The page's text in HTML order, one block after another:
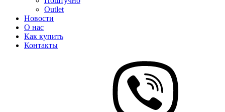
Outlet
Новости
О нас
Как купить
Контакты